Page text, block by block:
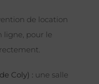
de location
ligne, pour le
Coly) : une salle